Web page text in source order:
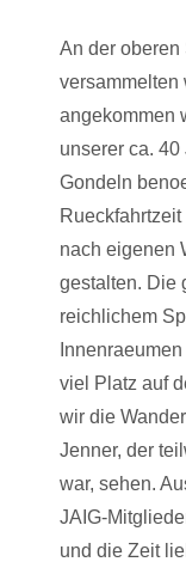
An der oberen
versammelten
angekommen
unserer ca.
Gondeln
nach eigenen
gestalten. Die
reichlichem
viel Platz auf
wir die
Jenner, der
war, sehen.
JAIG-
und die Zeit